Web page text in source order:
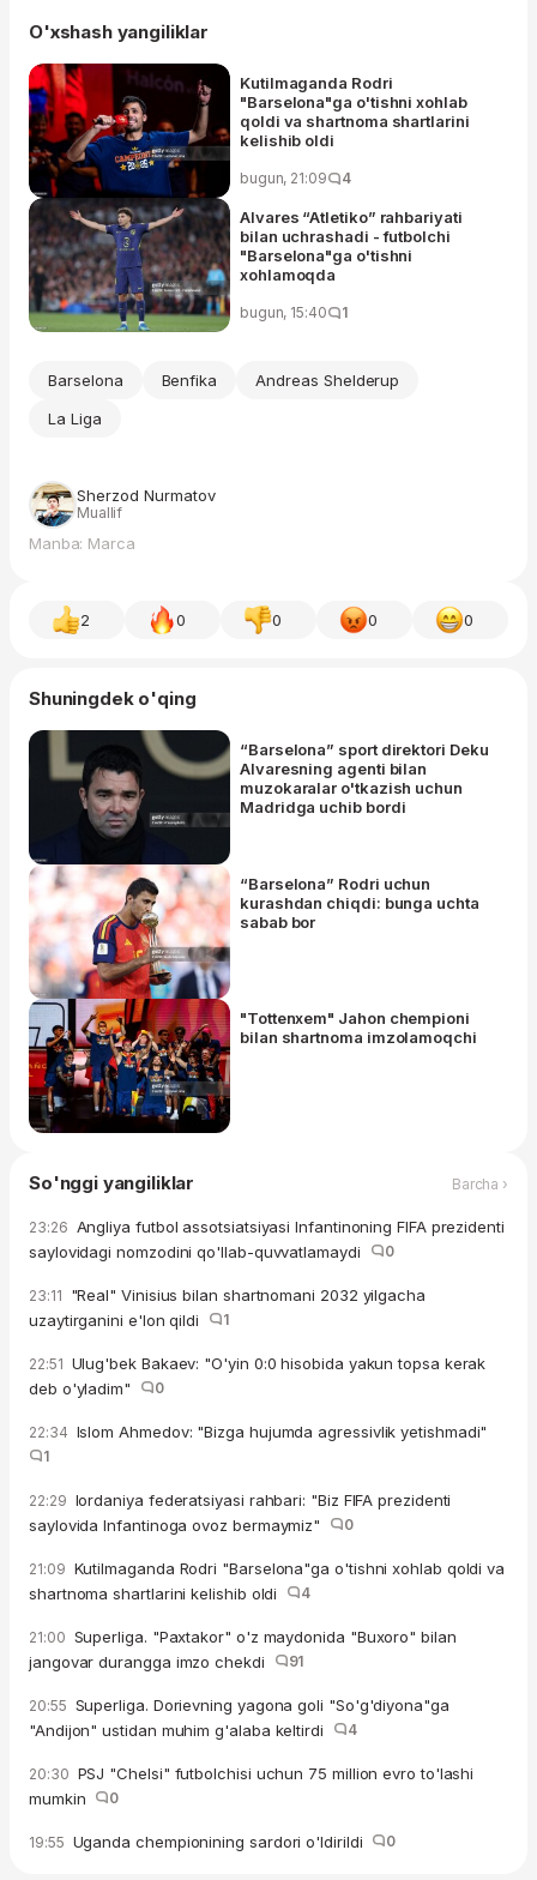
O'xshash yangiliklar
Kutilmaganda Rodri
"Barselona"ga o'tishni xohlab
qoldi va shartnoma shartlarini
kelishib oldi
bugun, 21:09 4
Alvares “Atletiko” rahbariyati
bilan uchrashadi - futbolchi
"Barselona"ga o'tishni
xohlamoqda
bugun, 15:40 1
Barselona Benfika
Andreas Shelderup
La Liga
Sherzod Nurmatov
Muallif
Manba: Marca
2 0 0 0 0
Shuningdek o'qing
“Barselona” sport direktori Deku
Alvaresning agenti bilan
muzokaralar o'tkazish uchun
Madridga uchib bordi
“Barselona” Rodri uchun
kurashdan chiqdi: bunga uchta
sabab bor
"Tottenxem" Jahon chempioni
bilan shartnoma imzolamoqchi
So'nggi yangiliklar Barcha ›
23:26 Angliya futbol assotsiatsiyasi Infantinoning FIFA prezidenti
saylovidagi nomzodini qo'llab-quvvatlamaydi
0
23:11 "Real" Vinisius bilan shartnomani 2032 yilgacha
uzaytirganini e'lon qildi
1
22:51 Ulug'bek Bakaev: "O'yin 0:0 hisobida yakun topsa kerak
deb o'yladim"
0
22:34 Islom Ahmedov: "Bizga hujumda agressivlik yetishmadi"
1
22:29 Iordaniya federatsiyasi rahbari: "Biz FIFA prezidenti
saylovida Infantinoga ovoz bermaymiz"
0
21:09 Kutilmaganda Rodri "Barselona"ga o'tishni xohlab qoldi va
shartnoma shartlarini kelishib oldi
4
21:00 Superliga. "Paxtakor" o'z maydonida "Buxoro" bilan
jangovar durangga imzo chekdi
91
20:55 Superliga. Dorievning yagona goli "So'g'diyona"ga
"Andijon" ustidan muhim g'alaba keltirdi
4
20:30 PSJ "Chelsi" futbolchisi uchun 75 million evro to'lashi
mumkin
0
19:55 Uganda chempionining sardori o'ldirildi 0